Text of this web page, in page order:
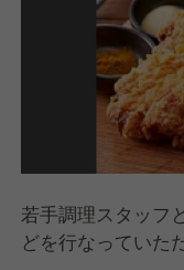
若手調理スタッフ
どを行なっていた